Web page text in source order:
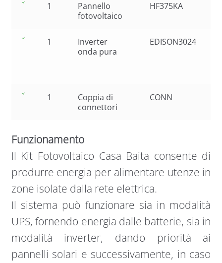
1
Pannello
fotovoltaico
HF375KA
1
Inverter
onda pura
EDISON3024
1
Coppia di
connettori
CONN
Funzionamento
Il Kit Fotovoltaico Casa Baita consente di
produrre energia per alimentare utenze in
zone isolate dalla rete elettrica.
Il sistema può funzionare sia in modalità
UPS, fornendo energia dalle batterie, sia in
modalità inverter, dando priorità ai
pannelli solari e successivamente, in caso